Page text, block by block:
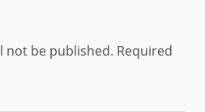
not be published. Required